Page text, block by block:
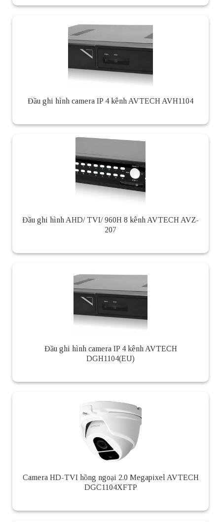
Đầu ghi hình camera IP 4 kênh AVTECH AVH1104
Đầu ghi hình AHD/ TVI/ 960H 8 kênh AVTECH AVZ-
207
Đầu ghi hình camera IP 4 kênh AVTECH
DGH1104(EU)
Camera HD-TVI hồng ngoại 2.0 Megapixel AVTECH
DGC1104XFTP